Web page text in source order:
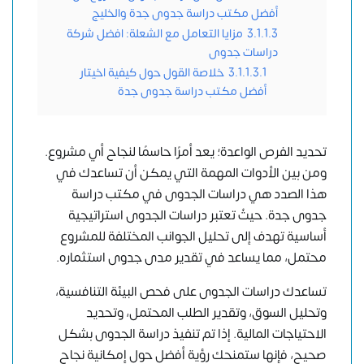
أفضل مكتب دراسة جدوى جدة والخليج
3.1.1.3 مزايا التعامل مع الشعلة: افضل شركة
دراسات جدوى
3.1.1.3.1 خلاصة القول حول كيفية اخيتار
أفضل مكتب دراسة جدوى جدة
تحديد الفرص الواعدة؛ يعد أمرًا حاسمًا لنجاح أي مشروع.
ومن بين الأدوات المهمة التي يمكن أن تساعدك في
هذا الصدد هيدراسات الجدوىفي مكتب دراسة
جدوى جدة. حيثُ تعتبر دراسات الجدوى استراتيجية
أساسية تهدف إلى تحليل الجوانب المختلفة للمشروع
محتمل، مما يساعد في تقدير مدى جدوى استثماره.
تساعدك دراسات الجدوى على فحص البيئة التنافسية،
وتحليل السوق، وتقدير الطلب المحتمل، وتحديد
الاحتياجات المالية. إذا تم تنفيذ دراسة الجدوى بشكل
صحيح، فإنها ستمنحك رؤية أفضل حول إمكانية نجاح